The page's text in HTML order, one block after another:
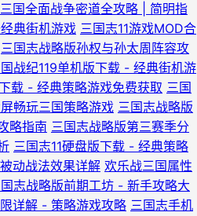
国全面战争密道全攻略 | 简明指
典街机游戏 三国志11游戏MOD合
三国志战略版孙权与孙太周阵容攻
战纪119单机版下载 - 经典街机游
载 - 经典策略游戏免费获取 三国
畅玩三国策略游戏 三国志战略版
略指南 三国志战略版第三赛季分
三国志11硬盘版下载 - 经典策略
动战法效果详解 欢乐战三国属性
志战略版前期工坊 - 新手攻略大
详解 - 策略游戏攻略 三国志手机